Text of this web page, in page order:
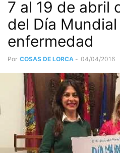
7 al 19 de abril
del Día
enfermedad
Por COSAS DE LORCA - 04/04/2016